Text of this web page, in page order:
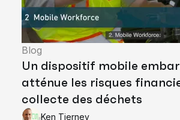
Blog
Un dispositif mobile
atténue les risques
collecte des déchets
Ken Tierney